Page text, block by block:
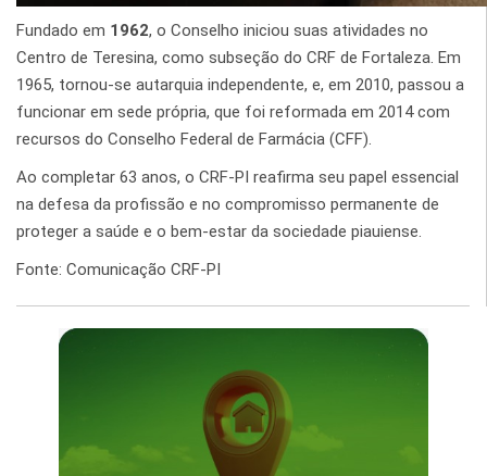
Fundado em 1962, o Conselho iniciou suas atividades no
Centro de Teresina, como subseção do CRF de Fortaleza. Em
1965, tornou-se autarquia independente, e, em 2010, passou a
funcionar em sede própria, que foi reformada em 2014 com
recursos do Conselho Federal de Farmácia (CFF).
Ao completar 63 anos, o CRF-PI reafirma seu papel essencial
na defesa da profissão e no compromisso permanente de
proteger a saúde e o bem-estar da sociedade piauiense.
Fonte: Comunicação CRF-PI